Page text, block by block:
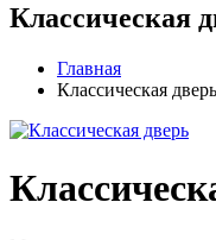
Классическая
Главная
Классическая дверь